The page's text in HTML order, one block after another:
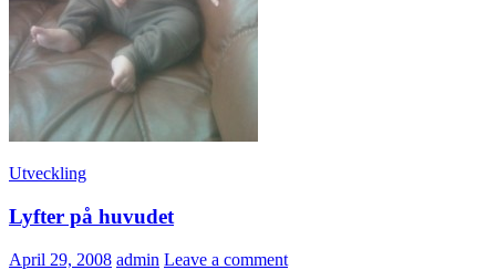
Utveckling
Lyfter på huvudet
April 29, 2008 admin Leave a comment